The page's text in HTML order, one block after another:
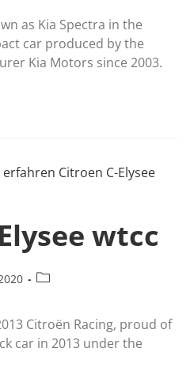
as Kia Spectra in the
car produced by the
Kia Motors since 2003.
wtcc
Citroën Racing, proud of
car in 2013 under the